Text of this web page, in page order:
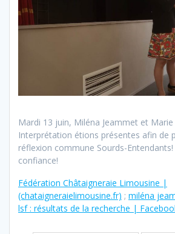
Mardi 13 juin, Miléna Jeammet et
Interprétation étions présentes afin de
réflexion commune Sourds-
confiance!
Fédération Châtaigneraie Limousine |
(chataigneraielimousine.fr) ; miléna
lsf : résultats de la recherche |